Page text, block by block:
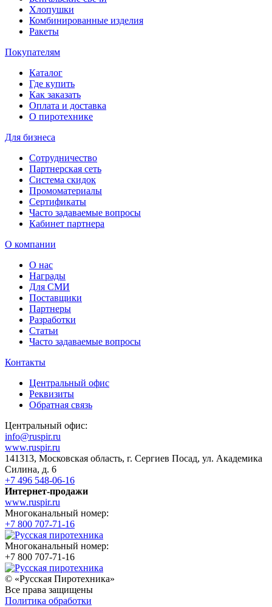
Хлопушки
Комбинированные изделия
Ракеты
Покупателям
Каталог
Где купить
Как заказать
Оплата и доставка
О пиротехнике
Для бизнеса
Сотрудничество
Партнерская сеть
Система скидок
Промоматериалы
Сертификаты
Часто задаваемые вопросы
Кабинет партнера
О компании
О нас
Награды
Для СМИ
Поставщики
Партнеры
Разработки
Статьи
Часто задаваемые вопросы
Контакты
Центральный офис
Реквизиты
Обратная связь
Центральный офис:
info@ruspir.ru
www.ruspir.ru
141313, Московская область, г. Сергиев Посад, ул. Академика
Силина, д. 6
+7 496 548-06-16
Интернет-продажи
www.ruspir.ru
Многоканальный номер:
+7 800 707-71-16
Многоканальный номер:
+7 800 707-71-16
© «Русская Пиротехника»
Все права защищены
Политика обработки